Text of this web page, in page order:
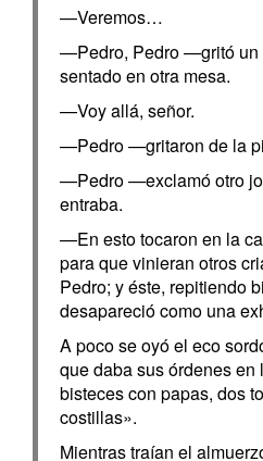
—Veremos…
—Pedro, Pedro —gritó un
sentado en otra mesa.
—Voy allá, señor.
—Pedro —gritaron de la
—Pedro —exclamó otro
entraba.
—En esto tocaron en la
para que vinieran otros
Pedro; y éste, repitiendo
desapareció como una
A poco se oyó el eco
que daba sus órdenes
bisteces con papas, dos
costillas».
Mientras traían el